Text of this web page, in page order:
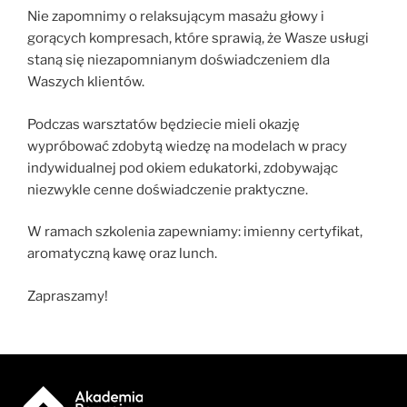
Nie zapomnimy o relaksującym masażu głowy i
gorących kompresach, które sprawią, że Wasze usługi
staną się niezapomnianym doświadczeniem dla
Waszych klientów.
Podczas warsztatów będziecie mieli okazję
wypróbować zdobytą wiedzę na modelach w pracy
indywidualnej pod okiem edukatorki, zdobywając
niezwykle cenne doświadczenie praktyczne.
W ramach szkolenia zapewniamy: imienny certyfikat,
aromatyczną kawę oraz lunch.
Zapraszamy!